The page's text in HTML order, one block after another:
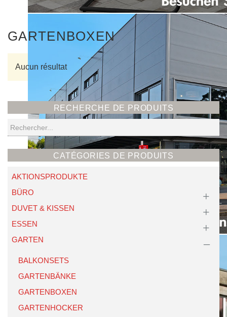
GARTENBOXEN
Aucun résultat
RECHERCHE DE PRODUITS
Recherche
CATÉGORIES DE PRODUITS
AKTIONSPRODUKTE
BÜRO
DUVET & KISSEN
ESSEN
GARTEN
BALKONSETS
GARTENBÄNKE
GARTENBOXEN
GARTENHOCKER